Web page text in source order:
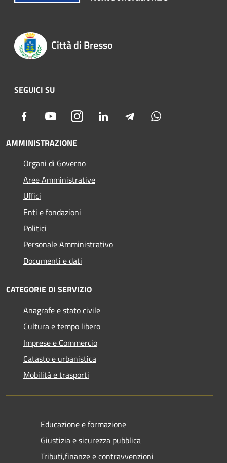
Città di Bresso
SEGUICI SU
Facebook YoutubeInstagram LinkedIn Telegram
AMMINISTRAZIONE
Organi di Governo
Aree Amministrative
Uffici
Enti e fondazioni
Politici
Personale Amministrativo
Documenti e dati
CATEGORIE DI SERVIZIO
Anagrafe e stato civile
Cultura e tempo libero
Imprese e Commercio
Catasto e urbanistica
Mobilità e trasporti
Educazione e formazione
Giustizia e sicurezza pubblica
Tributi,finanze e contravvenzioni